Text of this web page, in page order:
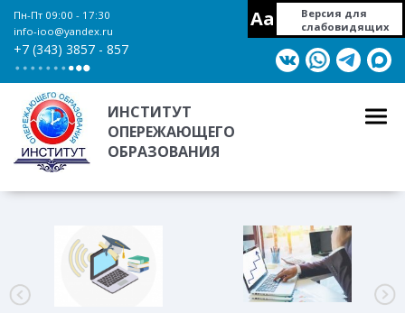
Пн-Пт 09:00 - 17:30
info-ioo@yandex.ru
+7 (343) 3857 - 857
Aa
Версия для
слабовидящих
ИНСТИТУТ
ОПЕРЕЖАЮЩЕГО
ОБРАЗОВАНИЯ